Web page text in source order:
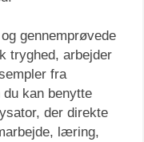
gennemprøvede
tryghed, arbejder
fra
kan benytte
der direkte
læring,